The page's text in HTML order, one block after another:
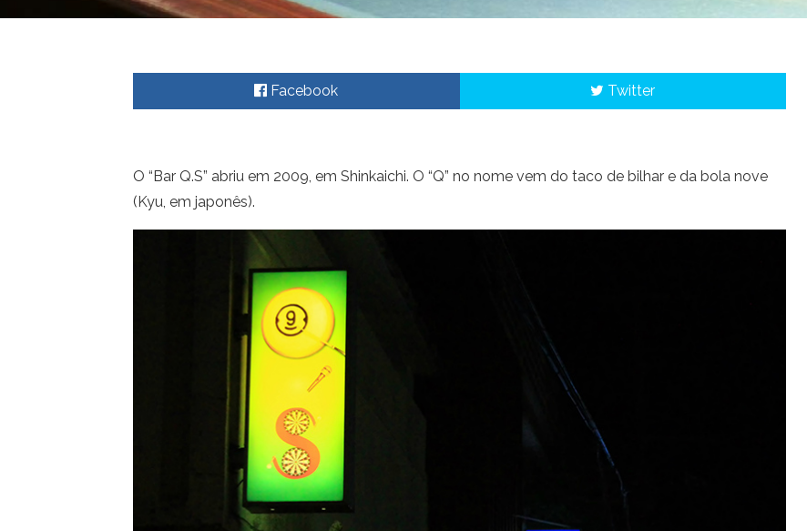
Facebook Twitter
O “Bar Q.S” abriu em 2009, em Shinkaichi. O “Q” no nome vem do taco de bilhar e da bola nove
(Kyu, em japonês).